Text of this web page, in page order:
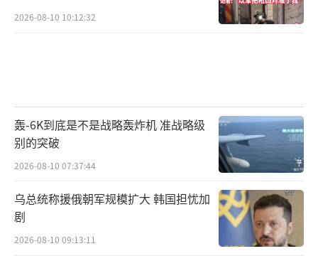
成以色列社会的右倾化和强硬化。
400名巴勒斯坦人死亡。自2023年10月新一轮
巴以冲突爆发以来，以军行动已造成超过54000
人死亡，12.5万人受伤。联合国儿童基金会统
计显示，截至今年1月，加沙地带已有14500名
巴勒斯坦儿童被以色列杀害，17000名儿童与父
母分离或成为孤儿，加沙地带是世界上儿童截
肢比例最高的地区。
（责任编辑：张小花 TT1000）
2026-08-10 10:12:32
轰-6K到底是不是战略轰炸机 准战略级
别的突破
2026-08-10 07:37:44
乌总统称援俄朝军规模扩大 韩国担忧加
剧
2026-08-10 09:13:11